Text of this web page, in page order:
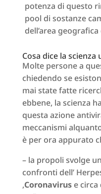
potenza di questo
pool di sostanze
dell’area
Cosa dice la
Molte persone a
chiedendo se
mai state fatte
ebbene, la scienza
questa azione
meccanismi
è per ora appurato
– la propoli svolge
confronti dell’
,Coronaviruse circa